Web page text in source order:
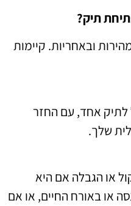
תיק?
ובאחריות. קיימות
לתיק אחד, עם החזר
שלך.
או הגבלה אם היא
או באורח החיים, או אם